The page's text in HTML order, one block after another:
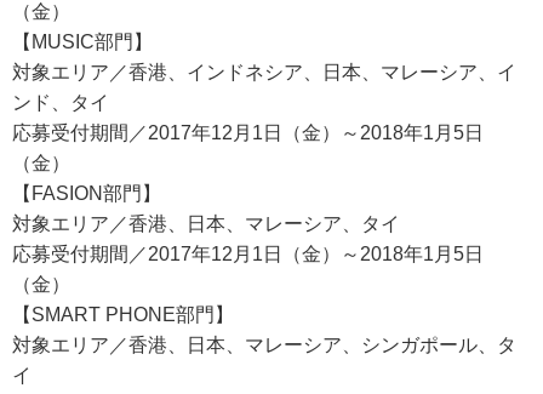
（金）
【MUSIC部門】
対象エリア／香港、インドネシア、日本、マレーシア、イ
ンド、タイ
応募受付期間／2017年12月1日（金）～2018年1月5日
（金）
【FASION部門】
対象エリア／香港、日本、マレーシア、タイ
応募受付期間／2017年12月1日（金）～2018年1月5日
（金）
【SMART PHONE部門】
対象エリア／香港、日本、マレーシア、シンガポール、タ
イ